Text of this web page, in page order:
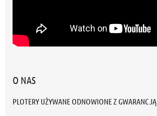
O NAS
PLOTERY UŻYWANE ODNOWIONE Z GWARANCJĄ